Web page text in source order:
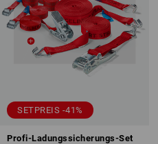
SETPREIS -41%
Profi-Ladungssicherungs-Set